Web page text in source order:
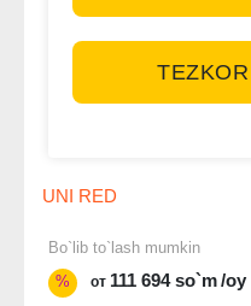
UNI RED
Bo`lib to`lash mumkin
%
от 111 694 so`m/oy